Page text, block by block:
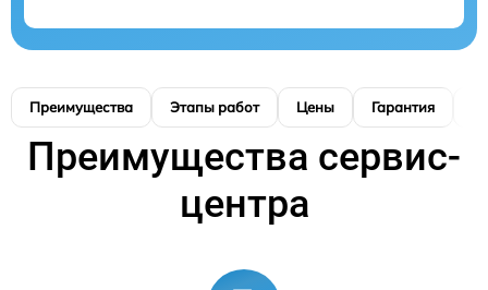
Преимущества Этапы работ Цены Гарантия
Преимущества сервис-
центра